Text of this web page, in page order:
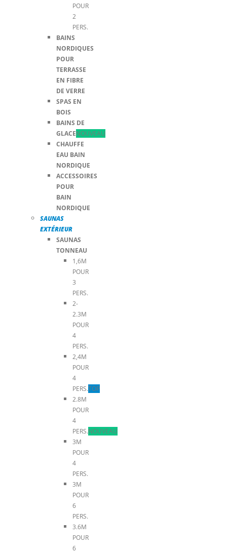
POUR
2
PERS.
BAINS
NORDIQUES
POUR
TERRASSE
EN FIBRE
DE VERRE
SPAS EN
BOIS
BAINS DE
GLACENOUVEAU
CHAUFFE
EAU BAIN
NORDIQUE
ACCESSOIRES
POUR
BAIN
NORDIQUE
SAUNAS
EXTÉRIEUR
SAUNAS
TONNEAU
1,6M
POUR
3
PERS.
2-
2.3M
POUR
4
PERS.
2,4M
POUR
4
PERS.TOP
2.8M
POUR
4
PERS.NOUVEAU
3M
POUR
4
PERS.
3M
POUR
6
PERS.
3.6M
POUR
6